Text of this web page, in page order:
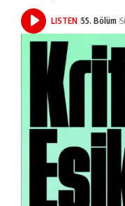
LISTEN 55. Bölüm